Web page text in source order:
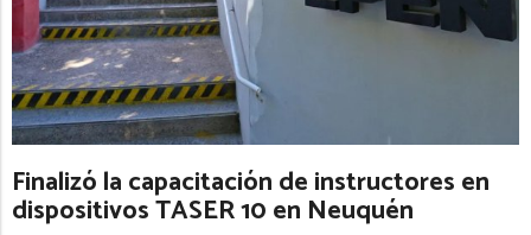
Finalizó la capacitación de instructores en
dispositivos TASER 10 en Neuquén